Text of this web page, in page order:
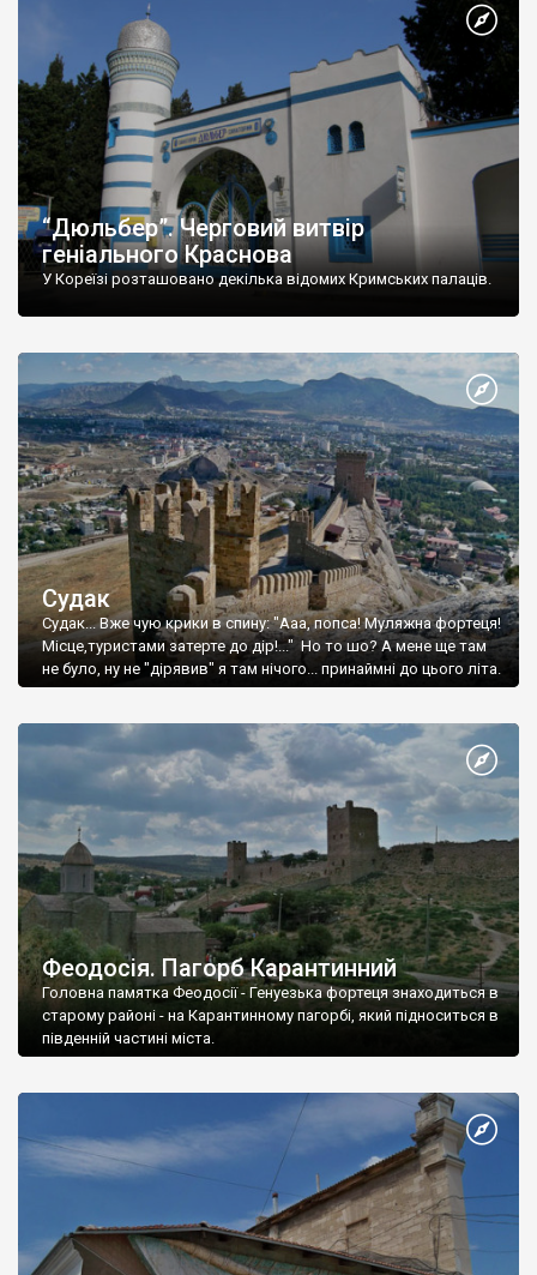
“Дюльбер”. Черговий витвір
геніального Краснова
У Кореїзі розташовано декілька відомих Кримських палаців.
Судак
Судак... Вже чую крики в спину: "Ааа, попса! Муляжна фортеця!
Місце,туристами затерте до дір!..." Но то шо? А мене ще там
не було, ну не "дірявив" я там нічого... принаймні до цього літа.
Феодосія. Пагорб Карантинний
Головна памятка Феодосії - Генуезька фортеця знаходиться в
старому районі - на Карантинному пагорбі, який підноситься в
південній частині міста.